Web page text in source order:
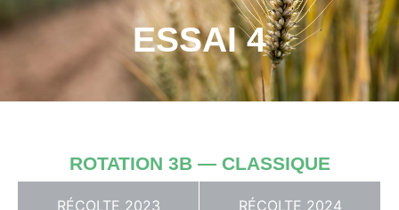
ESSAI 4
ROTATION 3B — CLASSIQUE
RÉCOLTE 2023 RÉCOLTE 2024